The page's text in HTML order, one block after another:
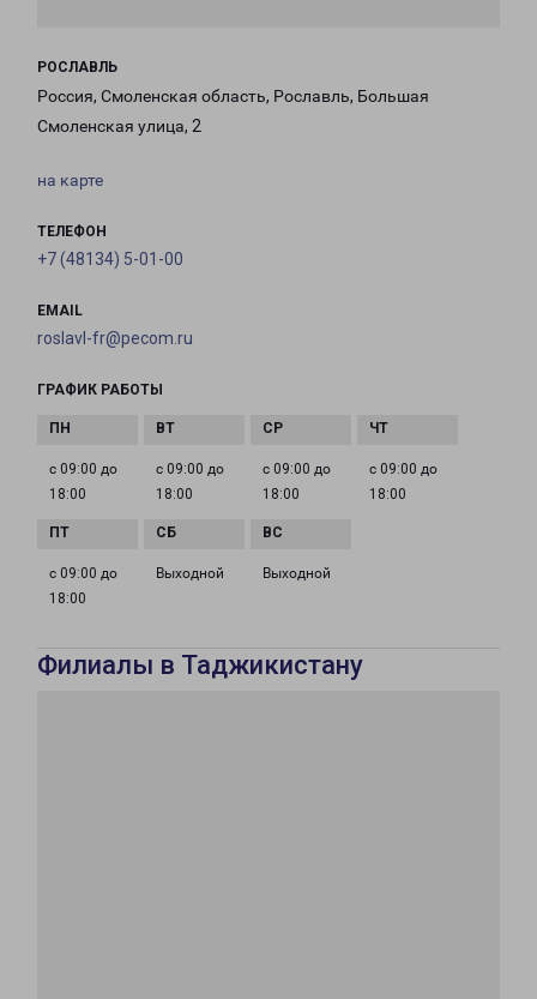
РОСЛАВЛЬ
Россия, Смоленская область, Рославль, Большая
Смоленская улица, 2
на карте
ТЕЛЕФОН
+7 (48134) 5-01-00
EMAIL
roslavl-fr@pecom.ru
ГРАФИК РАБОТЫ
с 09:00 до
18:00
с 09:00 до
18:00
с 09:00 до
18:00
с 09:00 до
18:00
с 09:00 до
18:00
Выходной Выходной
Филиалы в Таджикистану